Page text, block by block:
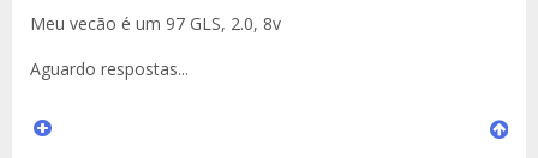
Meu vecão é um 97 GLS, 2.0, 8v
Aguardo respostas...